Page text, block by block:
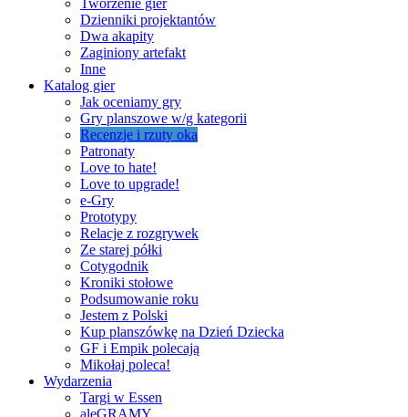
Dzienniki projektantów
Dwa akapity
Zaginiony artefakt
Inne
Katalog gier
Jak oceniamy gry
Gry planszowe w/g kategorii
Recenzje i rzuty oka
Patronaty
Love to hate!
Love to upgrade!
e-Gry
Prototypy
Relacje z rozgrywek
Ze starej półki
Cotygodnik
Kroniki stołowe
Podsumowanie roku
Jestem z Polski
Kup planszówkę na Dzień Dziecka
GF i Empik polecają
Mikołaj poleca!
Wydarzenia
Targi w Essen
aleGRAMY